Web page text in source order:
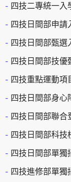
四技二專統一入
四技日間部申請
四技日間部甄選
四技日間部技優
四技重點運動項
四技日間部身心
四技日間部聯合
四技日間部科技
四技日間部單獨
四技進修部單獨